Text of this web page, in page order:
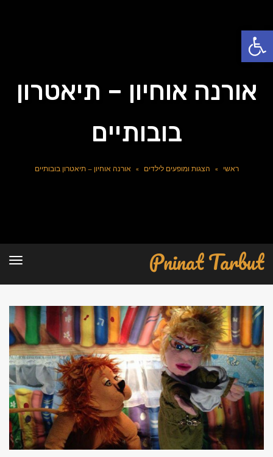
פתח סרגל נגישות
אורנה אוחיון – תיאטרון
בובותיים
ראשי » הצגות ומופעים לילדים » אורנה אוחיון – תיאטרון בובותיים
Pninat Tarbut